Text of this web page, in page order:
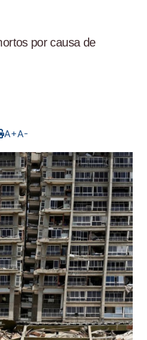
por causa de
A+A-